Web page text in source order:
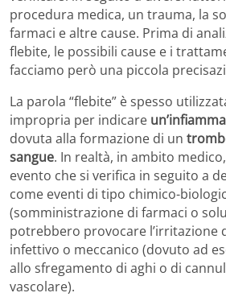
procedura medica, un trauma, la
farmaci e altre cause. Prima di
flebite, le possibili cause e i
facciamo però una piccola
La parola “flebite” è spesso
impropria per indicare
dovuta alla formazione di un
sangue. In realtà, in ambito
evento che si verifica in seguito a
come eventi di tipo chimico-
(somministrazione di farmaci o
potrebbero provocare l’irritazione
infettivo o meccanico (dovuto ad
allo sfregamento di aghi o di
vascolare).